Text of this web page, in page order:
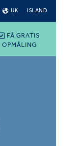
UK ISLAND
FÅ GRATIS
OPMÅLING